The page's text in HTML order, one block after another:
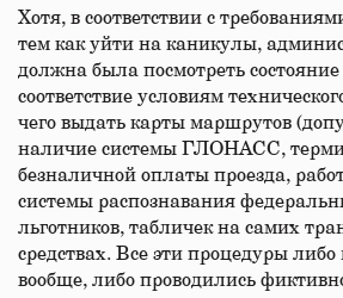
Хотя, в соответствии с
тем как уйти на каникулы,
должна была посмотреть состояние
соответствие условиям
чего выдать карты маршрутов
наличие системы ГЛОНАСС,
безналичной оплаты проезда,
системы распознавания
льготников, табличек на самих
средствах. Все эти процедуры либо
вообще, либо проводились